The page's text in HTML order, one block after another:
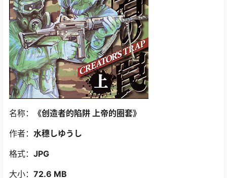
名称： 《创造者的陷阱 上帝的圈套》
作者： 水穗しゆうし
格式： JPG
大小： 72.6 MB